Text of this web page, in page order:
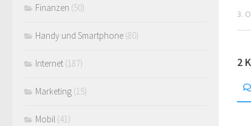
3.
2
Finanzen (50)
Handy und Smartphone (80)
Internet (187)
Marketing (15)
Mobil (41)